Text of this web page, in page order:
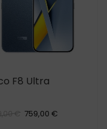
F8 Ultra
€ 759,00 €